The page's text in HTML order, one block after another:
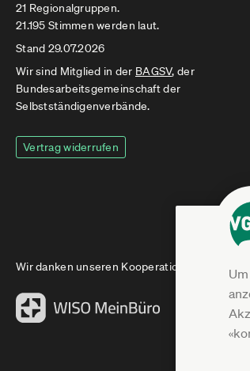
21 Regionalgruppen.
21.195 Stimmen werden laut.
Stand 29.07.2026
Wir sind Mitglied in der BAGSV, der
Bundesarbeitsgemeinschaft der
Selbstständigenverbände.
Vertrag widerrufen
Wir danken unseren Kooperationspartnern